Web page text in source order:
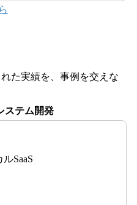
た実績を、事例を交えな
ステム開発
SaaS